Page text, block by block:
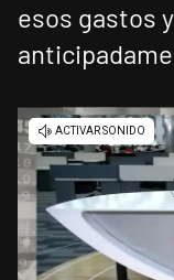
esos gastos